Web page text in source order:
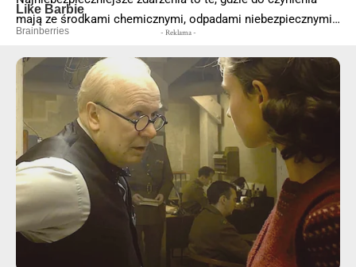
mają ze środkami chemicznymi, odpadami niebezpiecznymi…
- Reklama -